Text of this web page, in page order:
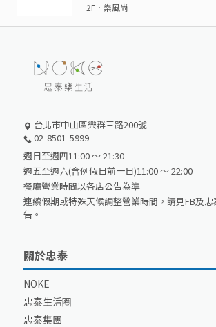
2F．樂風尚
台北市中山區樂群三路200號
02-8501-5999
週日至週四11:00 ～ 21:30
週五至週六(含例假日前一日)11:00 ～ 22:00
餐廳營業時間以各店公告為準
連續假期或特殊天候調整營業時間，請見FB及
告。
關於忠泰
NOKE
忠泰生活圈
忠泰集團